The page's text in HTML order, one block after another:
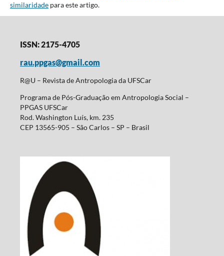
similaridadepara este artigo.
ISSN: 2175-4705
rau.ppgas@gmail.com
R@U – Revista de Antropologia da UFSCar
Programa de Pós-Graduação em Antropologia Social –
PPGAS UFSCar
Rod. Washington Luís, km. 235
CEP 13565-905 – São Carlos – SP – Brasil